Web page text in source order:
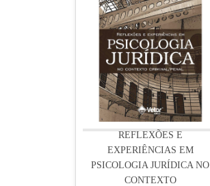
REFLEXÕES E
EXPERIÊNCIAS EM
PSICOLOGIA JURÍDICA NO
CONTEXTO